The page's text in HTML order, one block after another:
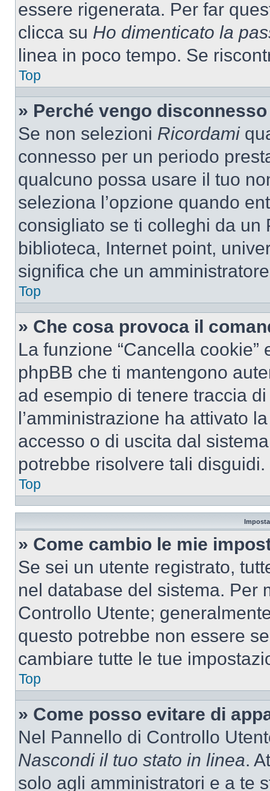
essere rigenerata. Per far
clicca su Ho dimenticato la
linea in poco tempo. Se
Top
» Perché vengo
Se non selezioni Ricordami
connesso per un periodo
qualcuno possa usare il tuo
seleziona l’opzione quando
consigliato se ti colleghi da un
biblioteca, Internet point,
significa che un
Top
» Che cosa provoca il
La funzione “Cancella
phpBB che ti mantengono
ad esempio di tenere traccia
l’amministrazione ha attivato
accesso o di uscita dal
potrebbe risolvere tali disguidi.
Top
» Come cambio le mie
Se sei un utente registrato,
nel database del sistema. Per
Controllo Utente;
questo potrebbe non essere
cambiare tutte le tue
Top
» Come posso evitare di
Nel Pannello di Controllo
Nascondi il tuo stato in linea.
solo agli amministratori e a te